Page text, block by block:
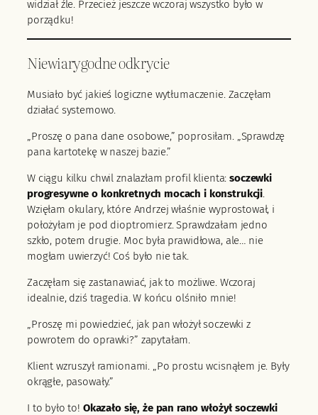
widział źle. Przecież jeszcze wczoraj wszystko było w
porządku!
Niewiarygodne odkrycie
Musiało być jakieś logiczne wytłumaczenie. Zaczęłam
działać systemowo.
„Proszę o pana dane osobowe,” poprosiłam. „Sprawdzę
pana kartotekę w naszej bazie.”
W ciągu kilku chwil znalazłam profil klienta:soczewki
progresywne o konkretnych mocach i konstrukcji
Wzięłam okulary, które Andrzej właśnie wyprostował, i
położyłam je pod dioptromierz. Sprawdzałam jedno
szkło, potem drugie. Moc była prawidłowa, ale… nie
mogłam uwierzyć! Coś było nie tak.
Zaczęłam się zastanawiać, jak to możliwe. Wczoraj
idealnie, dziś tragedia. W końcu olśniło mnie!
„Proszę mi powiedzieć, jak pan włożył soczewki z
powrotem do oprawki?” zapytałam.
Klient wzruszył ramionami. „Po prostu wcisnąłem je. Były
okrągłe, pasowały.”
I to było to! Okazało się, że pan rano włożył soczewki